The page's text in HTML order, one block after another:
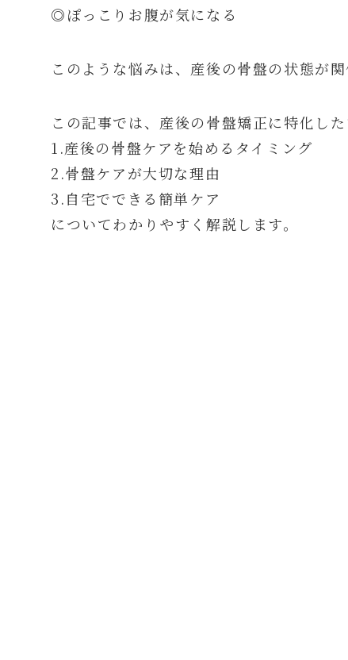
◎ぽっこりお腹が気になる
このような悩みは、産後の骨盤の状態が
この記事では、産後の骨盤矯正に特化し
1.産後の骨盤ケアを始めるタイミング
2.骨盤ケアが大切な理由
3.自宅でできる簡単ケア
についてわかりやすく解説します。